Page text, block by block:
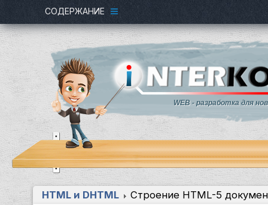
СОДЕРЖАНИЕ
WEB - разработка для
HTML и DHTML Строение HTML-5